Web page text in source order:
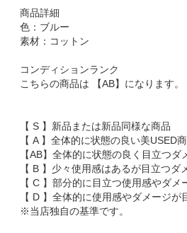
商品詳細
色：ブルー
素材：コットン
コンディションランク
こちらの商品は 【AB】になります。
【 S 】新品または新品同様な商品
【 A 】全体的に状態の良い美USED
【AB】全体的に状態の良く目立つダ
【 B 】少々使用感はあるが目立つダ
【 C 】部分的に目立つ使用感やダメ
【 D 】全体的に使用感やダメージが
※当店独自の基準です。